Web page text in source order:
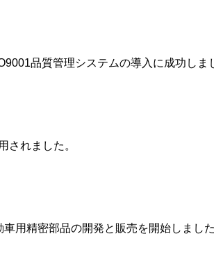
品質管理システムの導入に成功しま
されました。
用精密部品の開発と販売を開始しました